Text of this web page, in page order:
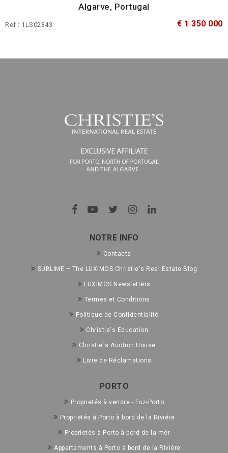
Algarve, Portugal
Ref.: 1LS02343 € 1 350 000
NOTRE INFO
Contacts
SUBLIME – The LUXIMOS Christie's Real Estate Blog
LUXIMOS Newsletters
Termes et Conditions
Politique de Confidentialité
Christie's Education
Christie´s Auction House
Livre de Réclamations
PORTO
Proprietés à vendre - Foz-Porto
Proprietés à Porto à bord de la Riviére
Proprietés à Porto à bord de la mér
Appartements à Porto à bord de la Riviére